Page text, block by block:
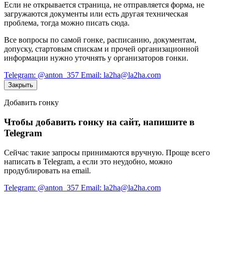
Если не открывается страница, не отправляется форма, не
загружаются документы или есть другая техническая
проблема, тогда можно писать сюда.
Все вопросы по самой гонке, расписанию, документам,
допуску, стартовым спискам и прочей организационной
информации нужно уточнять у организаторов гонки.
Telegram: @anton_357 Email: la2ha@la2ha.com
Закрыть
Добавить гонку
Чтобы добавить гонку на сайт, напишите в
Telegram
Сейчас такие запросы принимаются вручную. Проще всего
написать в Telegram, а если это неудобно, можно
продублировать на email.
Telegram: @anton_357 Email: la2ha@la2ha.com